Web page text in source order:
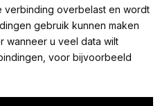
verbinding overbelast en wordt
gebruik kunnen maken
wanneer u veel data wilt
voor bijvoorbeeld